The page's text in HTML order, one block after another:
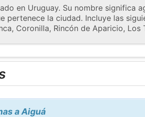
en Uruguay. Su nombre significa
pertenece la ciudad. Incluye las
Coronilla, Rincón de Aparicio, Los
a Aiguá